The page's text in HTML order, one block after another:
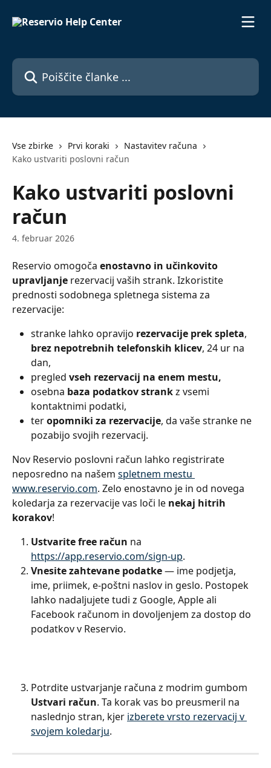
Poiščite članke ...
Vse zbirke Prvi koraki
Nastavitev računa
Kako ustvariti poslovni račun
Kako ustvariti poslovni
račun
4. februar 2026
Reservio omogoča enostavno in učinkovito
upravljanje rezervacij vaših strank. Izkoristite
prednosti sodobnega spletnega sistema za
rezervacije:
stranke lahko opravijo rezervacije prek spleta,
brez nepotrebnih telefonskih klicev, 24 ur na
dan,
pregled vseh rezervacij na enem mestu,
osebna baza podatkov strank z vsemi
kontaktnimi podatki,
ter opomniki za rezervacije, da vaše stranke ne
pozabijo svojih rezervacij.
Nov Reservio poslovni račun lahko registrirate
neposredno na našem spletnem mestu
www.reservio.com. Zelo enostavno je in od novega
koledarja za rezervacije vas loči le nekaj hitrih
korakov!
Ustvarite free račun na
https://app.reservio.com/sign-up.
Vnesite zahtevane podatke — ime podjetja,
ime, priimek, e-poštni naslov in geslo. Postopek
lahko nadaljujete tudi z Google, Apple ali
Facebook računom in dovoljenjem za dostop do
podatkov v Reservio.
Potrdite ustvarjanje računa z modrim gumbom
Ustvari račun. Ta korak vas bo preusmeril na
naslednjo stran, kjer izberete vrsto rezervacij v
svojem koledarju.